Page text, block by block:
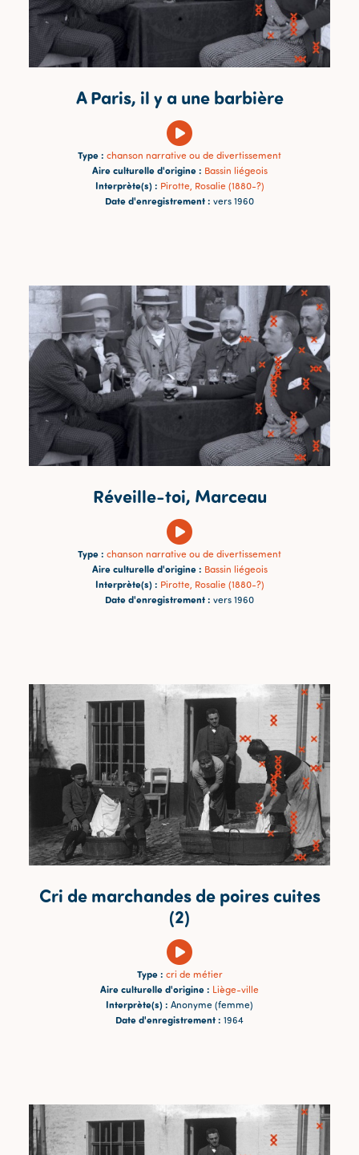
A Paris, il y a une barbière
Type : chanson narrative ou de divertissement
Aire culturelle d'origine : Bassin liégeois
Interprète(s) : Pirotte, Rosalie (1880-?)
Date d'enregistrement : vers 1960
Réveille-toi, Marceau
Type : chanson narrative ou de divertissement
Aire culturelle d'origine : Bassin liégeois
Interprète(s) : Pirotte, Rosalie (1880-?)
Date d'enregistrement : vers 1960
Cri de marchandes de poires cuites
(2)
Type : cri de métier
Aire culturelle d'origine : Liège-ville
Interprète(s) : Anonyme (femme)
Date d'enregistrement : 1964